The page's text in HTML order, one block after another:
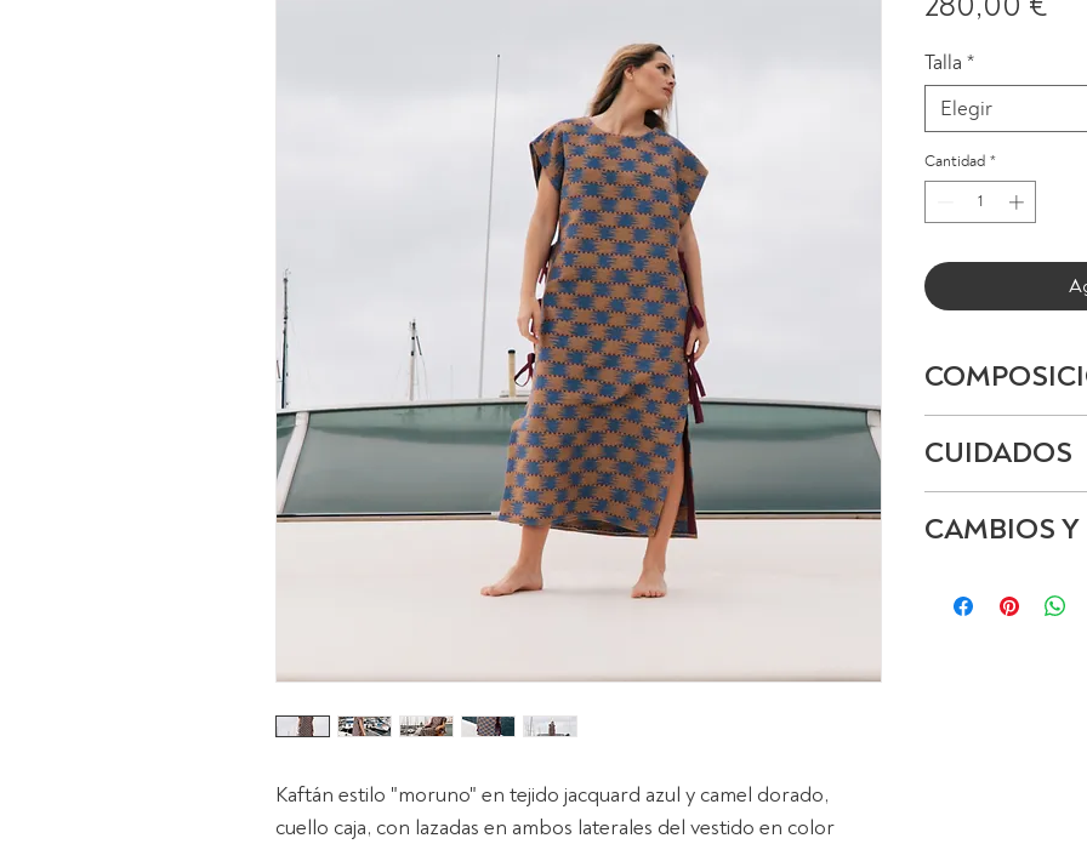
Kaftán estilo "moruno" en tejido jacquard azul y camel dorado,
cuello caja, con lazadas en ambos laterales del vestido en color
Talla *
Elegir
Cantidad *
CUIDADOS
temperatura.
CAMBIOS